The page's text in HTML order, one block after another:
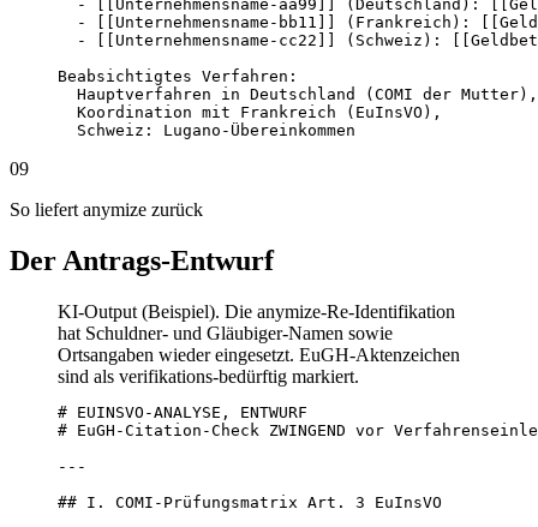
- [[Unternehmensname-aa99]] (Deutschland):
- [[Unternehmensname-bb11]] (Frankreich):
- [[Unternehmensname-cc22]] (Schweiz):
Beabsichtigtes Verfahren:
  Hauptverfahren in Deutschland (COMI der Mutter),
  Koordination mit Frankreich (EuInsVO),
  Schweiz: Lugano-Übereinkommen
09
So liefert anymize zurück
Der Antrags-Entwurf
KI-Output (Beispiel). Die anymize-Re-Identifikation
hat Schuldner- und Gläubiger-Namen sowie
Ortsangaben wieder eingesetzt. EuGH-Aktenzeichen
sind als verifikations-bedürftig markiert.
# EUINSVO-ANALYSE, ENTWURF
# EuGH-Citation-Check ZWINGEND vor
---
## I. COMI-Prüfungsmatrix Art. 3 EuInsVO